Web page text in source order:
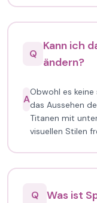
Q
Kann ich
ändern?
A
Obwohl es
das Aussehen
Titanen mit
visuellen Stilen
Q
Was ist